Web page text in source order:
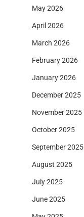
May 2026
April 2026
March 2026
February 2026
January 2026
December 2025
November 2025
October 2025
September 2025
August 2025
July 2025
June 2025